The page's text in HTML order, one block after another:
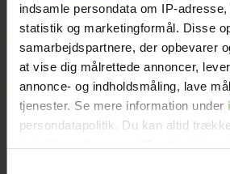
indsamle persondata om IP-
statistik og marketingformål. Disse
samarbejdspartnere, der opbevarer
at vise dig målrettede annoncer,
annonce- og indholdsmåling, lave
tjenester. Se mere information under
persondatapolitik. Du kan altid
Rødgrød med fløde og
mandler